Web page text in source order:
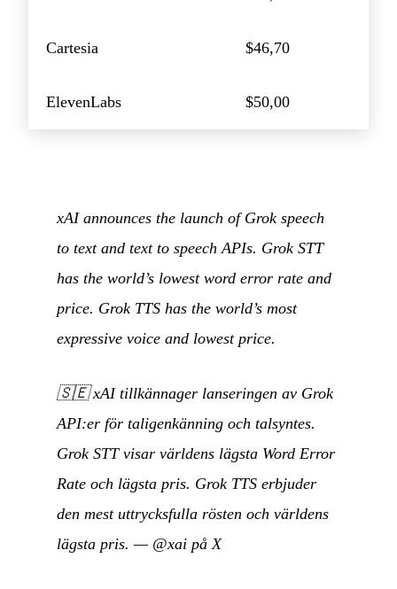
Cartesia $46,70
ElevenLabs $50,00
xAI announces the launch of Grok speech
to text and text to speech APIs. Grok STT
has the world’s lowest word error rate and
price. Grok TTS has the world’s most
expressive voice and lowest price.
🇸🇪xAI tillkännager lanseringen av Grok
API:er för taligenkänning och talsyntes.
Grok STT visar världens lägsta Word Error
Rate och lägsta pris. Grok TTS erbjuder
den mest uttrycksfulla rösten och världens
lägsta pris. — @xai på X